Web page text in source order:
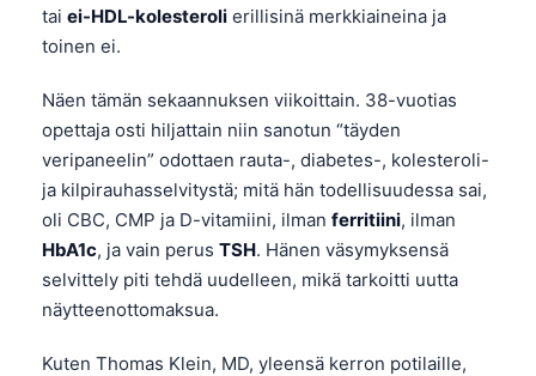
tai ei-HDL-kolesteroli erillisinä merkkiaineina ja
toinen ei.
Näen tämän sekaannuksen viikoittain. 38-vuotias
opettaja osti hiljattain niin sanotun “täyden
veripaneelin” odottaen rauta-, diabetes-, kolesteroli-
ja kilpirauhasselvitystä; mitä hän todellisuudessa sai,
oli CBC, CMP ja D-vitamiini, ilman ferritiini, ilman
HbA1c, ja vain perus TSH. Hänen väsymyksensä
selvittely piti tehdä uudelleen, mikä tarkoitti uutta
näytteenottomaksua.
Kuten Thomas Klein, MD, yleensä kerron potilaille,